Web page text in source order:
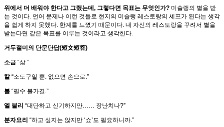
위에서 더 배워야 한다고 그랬는데, 그렇다면 목표는 무엇인가? 미슐랭의 별을 받
는 것이다. 언어 문제나 이런 것들로 현지의 미슐랭 레스토랑의 셰프가 된다는 생각
을 쉽게 하지 못했다. 한계를 느꼈기 때문이다. 내 자신의 레스토랑을 꾸려서 별을
받는다면 같은 목표를 이루는 것이라고 생각한다.
거두절미의 단문단답(短文短答)
소금 “삶.”
칼“소도구일 뿐. 없으면 손으로.”
불 “필수 불가결.”
엘 불리 “대단하고 신기하지만…… 장난치나?”
분자요리 “하고 싶지는 않지만 ‘쇼’도 필요하니까.”